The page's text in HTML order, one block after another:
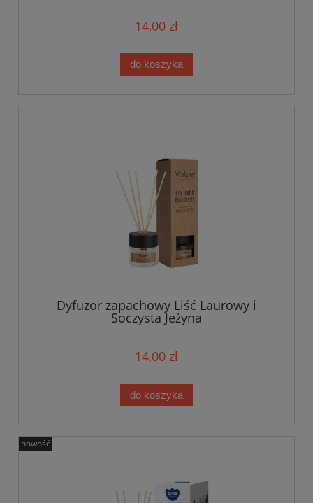
14,00 zł
do koszyka
Dyfuzor zapachowy Liść Laurowy i
Soczysta Jeżyna
14,00 zł
do koszyka
nowość